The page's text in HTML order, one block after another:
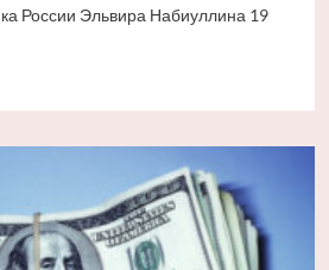
России Эльвира Набиуллина 19